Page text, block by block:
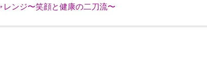
レンジ〜笑顔と健康の二刀流〜